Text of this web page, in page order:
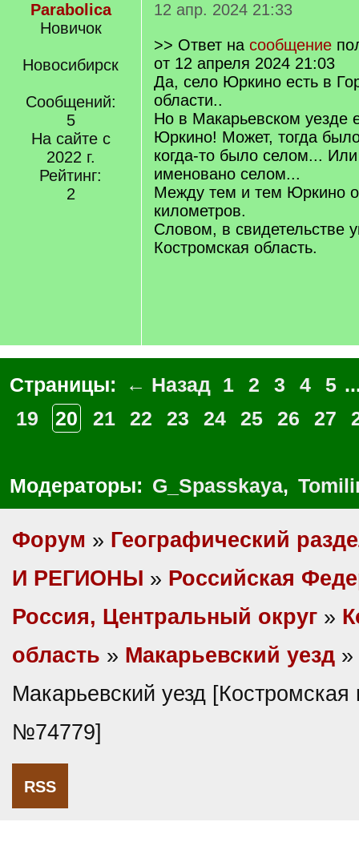
Parabolica
Новичок
Новосибирск
Сообщений:
5
На сайте с
2022 г.
Рейтинг:
2
12 апр. 2024 21:33
>> Ответ на сообщение
от 12 апреля 2024 21:03
Да, село Юркино есть в
области..
Но в Макарьевском уезде
Юркино! Может, тогда
когда-то было селом...
именовано селом...
Между тем и тем Юркино
километров.
Словом, в свидетельстве
Костромская область.
Страницы: ← Назад 1 2 3 4 5
19
20 21 22 23 24 25 26 27
Модераторы: G_Spasskaya,
Форум » Географический
И РЕГИОНЫ » Российская
Россия, Центральный округ »
область » Макарьевский уезд »
Макарьевский уезд [Костромская
№74779]
RSS